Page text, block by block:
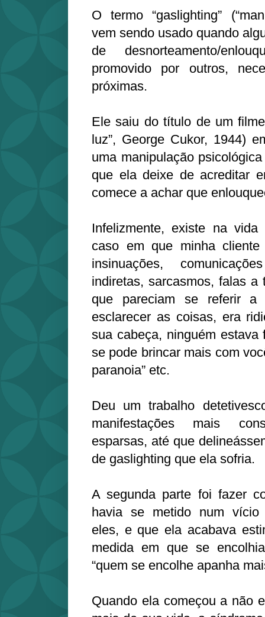
O termo “gaslighting”
vem sendo usado quando
de desnorteamento/
promovido por outros,
próximas.
Ele saiu do título de um
luz”, George Cukor, 1944)
uma manipulação
que ela deixe de acreditar
comece a achar que
Infelizmente, existe na vida
caso em que minha
insinuações,
indiretas, sarcasmos, falas a
que pareciam se referir a
esclarecer as coisas, era
sua cabeça, ninguém estava
se pode brincar mais com
paranoia” etc.
Deu um trabalho
manifestações mais
esparsas, até que
de gaslighting que ela sofria.
A segunda parte foi fazer
havia se metido num vício
eles, e que ela acabava
medida em que se
“quem se encolhe apanha
Quando ela começou a não